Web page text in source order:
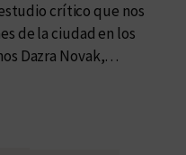
crítico que nos
de la ciudad en los
Dazra Novak,…